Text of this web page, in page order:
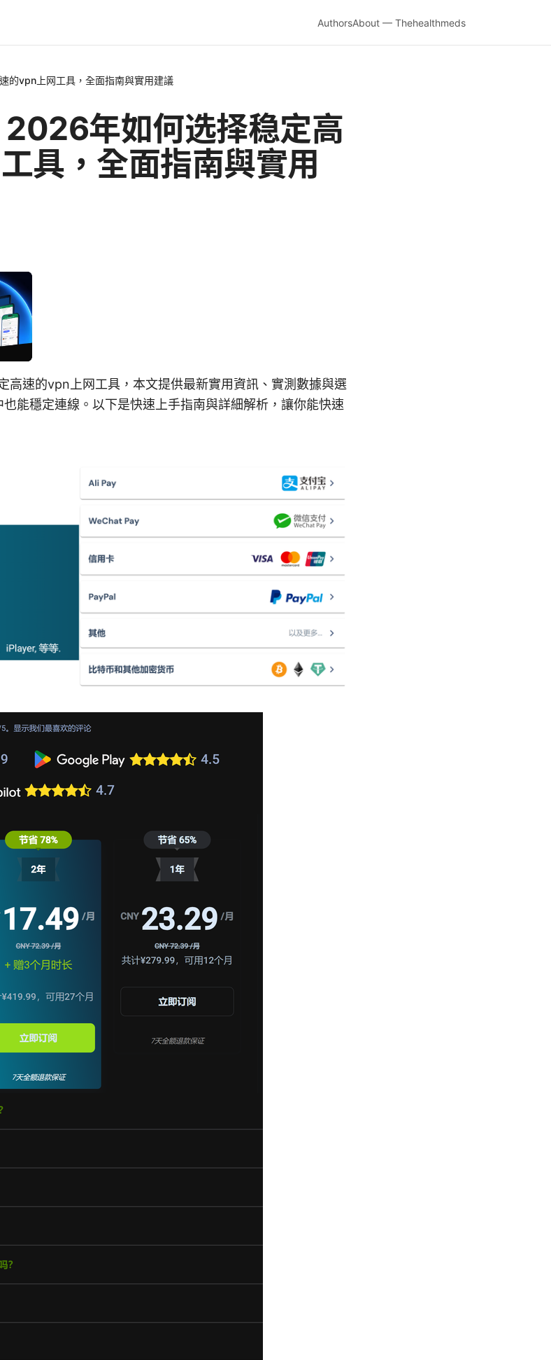
AuthorsAbout — Thehealthmeds
的vpn上网工具，全面指南與實用建議
年如何选择稳定高
具，全面指南與實用
高速的vpn上网工具，本文提供最新實用資訊、實測數據與選
能穩定連線。以下是快速上手指南與詳細解析，讓你能快速